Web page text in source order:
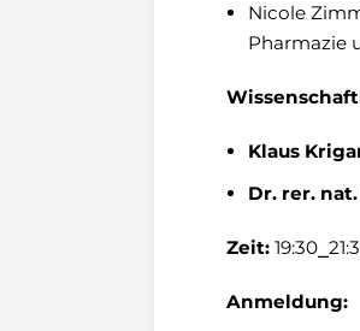
Nicole
Pharmazie
Klaus
Dr. rer.
Zeit:
Anmeldung: